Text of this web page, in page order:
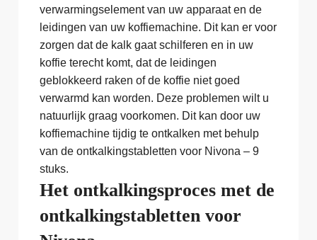
verwarmingselement van uw apparaat en de
leidingen van uw koffiemachine. Dit kan er voor
zorgen dat de kalk gaat schilferen en in uw
koffie terecht komt, dat de leidingen
geblokkeerd raken of de koffie niet goed
verwarmd kan worden. Deze problemen wilt u
natuurlijk graag voorkomen. Dit kan door uw
koffiemachine tijdig te ontkalken met behulp
van de ontkalkingstabletten voor Nivona – 9
stuks.
Het ontkalkingsproces met de
ontkalkingstabletten voor